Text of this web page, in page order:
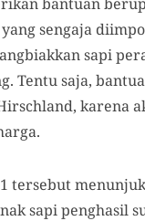
sengaja
sapi
Tentu saja,
karena
tersebut
sapi penghasil